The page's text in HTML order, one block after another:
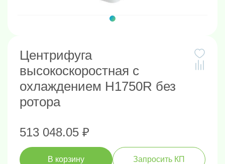
Центрифуга
высокоскоростная с
охлаждением H1750R без
ротора
513 048.05 ₽
В корзину Запросить КП